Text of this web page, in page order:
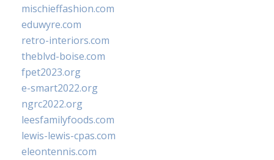
mischieffashion.com
eduwyre.com
retro-interiors.com
theblvd-boise.com
fpet2023.org
e-smart2022.org
ngrc2022.org
leesfamilyfoods.com
lewis-lewis-cpas.com
eleontennis.com